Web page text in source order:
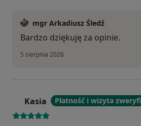
mgr Arkadiusz Śledź
Bardzo dziękuję za opinie.
5 sierpnia 2026
Kasia Płatność i wizyta